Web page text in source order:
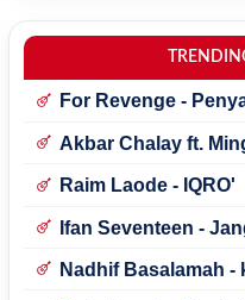
For Revenge -
Akbar Chalay ft.
Raim Laode - IQRO'
Ifan Seventeen -
Nadhif Basalamah -